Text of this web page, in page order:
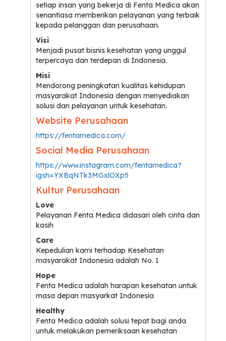
setiap insan yang bekerja di Fenta Medica akan
senantiasa memberikan pelayanan yang terbaik
kepada pelanggan dan perusahaan.
Visi
Menjadi pusat bisnis kesehatan yang unggul
terpercaya dan terdepan di Indonesia.
Misi
Mendorong peningkatan kualitas kehidupan
masyarakat Indonesia dengan menyediakan
solusi dan pelayanan untuk kesehatan.
Website Perusahaan
https://fentamedica.com/
Social Media Perusahaan
https://www.instagram.com/fentamedica?
igsh=YXBqNTk3MGxlOXp5
Kultur Perusahaan
Love
Pelayanan Fenta Medica didasari oleh cinta dan
kasih
Care
Kepedulian kami terhadap Kesehatan
masyarakat Indonesia adalah No. 1
Hope
Fenta Medica adalah harapan kesehatan untuk
masa depan masyarkat Indonesia
Healthy
Fenta Medica adalah solusi tepat bagi anda
untuk melakukan pemeriksaan kesehatan